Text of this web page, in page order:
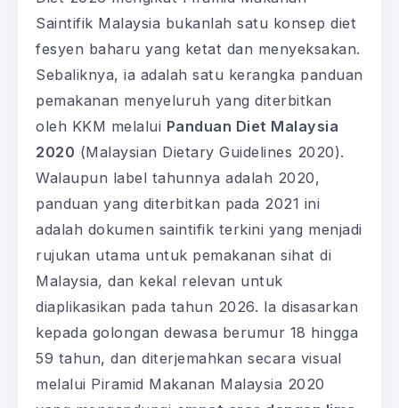
Saintifik Malaysia bukanlah satu konsep diet
fesyen baharu yang ketat dan menyeksakan.
Sebaliknya, ia adalah satu kerangka panduan
pemakanan menyeluruh yang diterbitkan
oleh KKM melalui Panduan Diet Malaysia
2020 (Malaysian Dietary Guidelines 2020).
Walaupun label tahunnya adalah 2020,
panduan yang diterbitkan pada 2021 ini
adalah dokumen saintifik terkini yang menjadi
rujukan utama untuk pemakanan sihat di
Malaysia, dan kekal relevan untuk
diaplikasikan pada tahun 2026. Ia disasarkan
kepada golongan dewasa berumur 18 hingga
59 tahun, dan diterjemahkan secara visual
melalui Piramid Makanan Malaysia 2020